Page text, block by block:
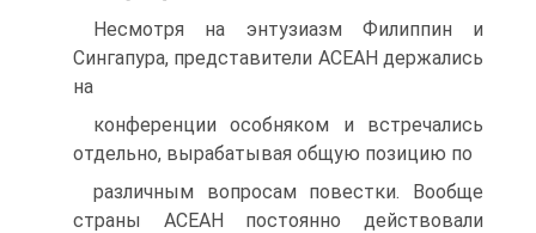
Несмотря на энтузиазм Филиппин и
Сингапура, представители АСЕАН держались
на
конференции особняком и встречались
отдельно, вырабатывая общую позицию по
различным вопросам повестки. Вообще
страны АСЕАН постоянно действовали